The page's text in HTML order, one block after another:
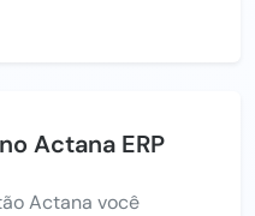
Actana ERP
Actana você